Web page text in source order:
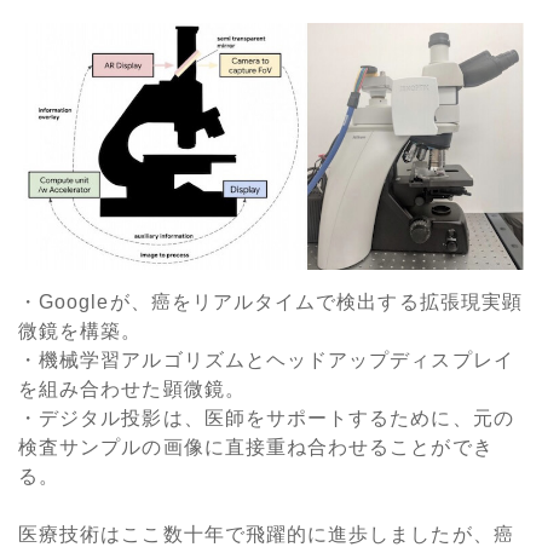
・Googleが、癌をリアルタイムで検出する拡張現実顕
微鏡を構築。
・機械学習アルゴリズムとヘッドアップディスプレイ
を組み合わせた顕微鏡。
・デジタル投影は、医師をサポートするために、元の
検査サンプルの画像に直接重ね合わせることができ
る。
医療技術はここ数十年で飛躍的に進歩しましたが、癌